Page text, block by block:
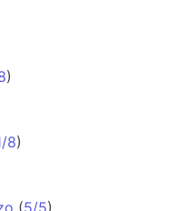
)
8)
(5/5)